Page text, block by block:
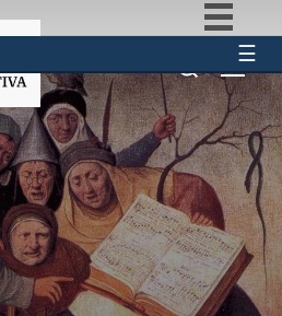
Comunica BR
Participe
Acesso à informação
Legislação
Canais
☰